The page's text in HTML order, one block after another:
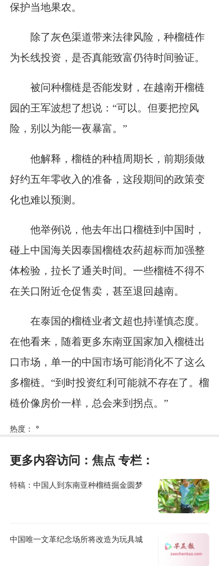
保护当地果农。
除了灰色渠道带来法律风险，种榴梿作
为长线投资，是否真能致富仍待时间验证。
被问种榴梿是否能发财，在越南开榴梿
园的王军波想了想说：“可以。但要把控风
险，别以为能一夜暴富。”
他解释，榴梿的种植周期长，前期须做
好约五年零收入的准备，这段期间的政策变
化也难以预测。
他举例说，他去年出口榴梿到中国时，
碰上中国海关因泰国榴梿农药超标而加强整
体检验，拉长了通关时间。一些榴梿不得不
在关口附近仓促售卖，甚至退回越南。
在泰国的榴梿业者文超也持谨慎态度。
在他看来，随着更多东南亚国家加入榴梿出
口市场，单一的中国市场可能消化不了这么
多榴梿。“到时投资红利可能就不存在了。榴
梿价像房价一样，总会来到拐点。”
热度： °
更多内容访问： 焦点 专栏：
特稿：中国人到东南亚种榴梿掘金圆梦
中国唯一文革纪念场所将改造为玩具城